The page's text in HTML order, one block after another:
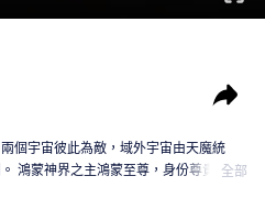
個宇宙彼此為敵，域外宇宙由天魔統
鴻蒙神界之主鴻蒙至尊，身份尊貴，屬
全部